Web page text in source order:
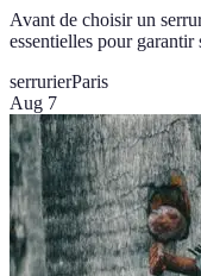
Avant de choisir un
essentielles pour garantir
serrurierParis
Aug 7